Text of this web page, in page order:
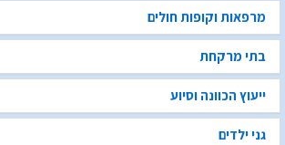
מרפאות וקופות חולים
בתי מרקחת
ייעוץ הכוונה וסיוע
גני ילדים